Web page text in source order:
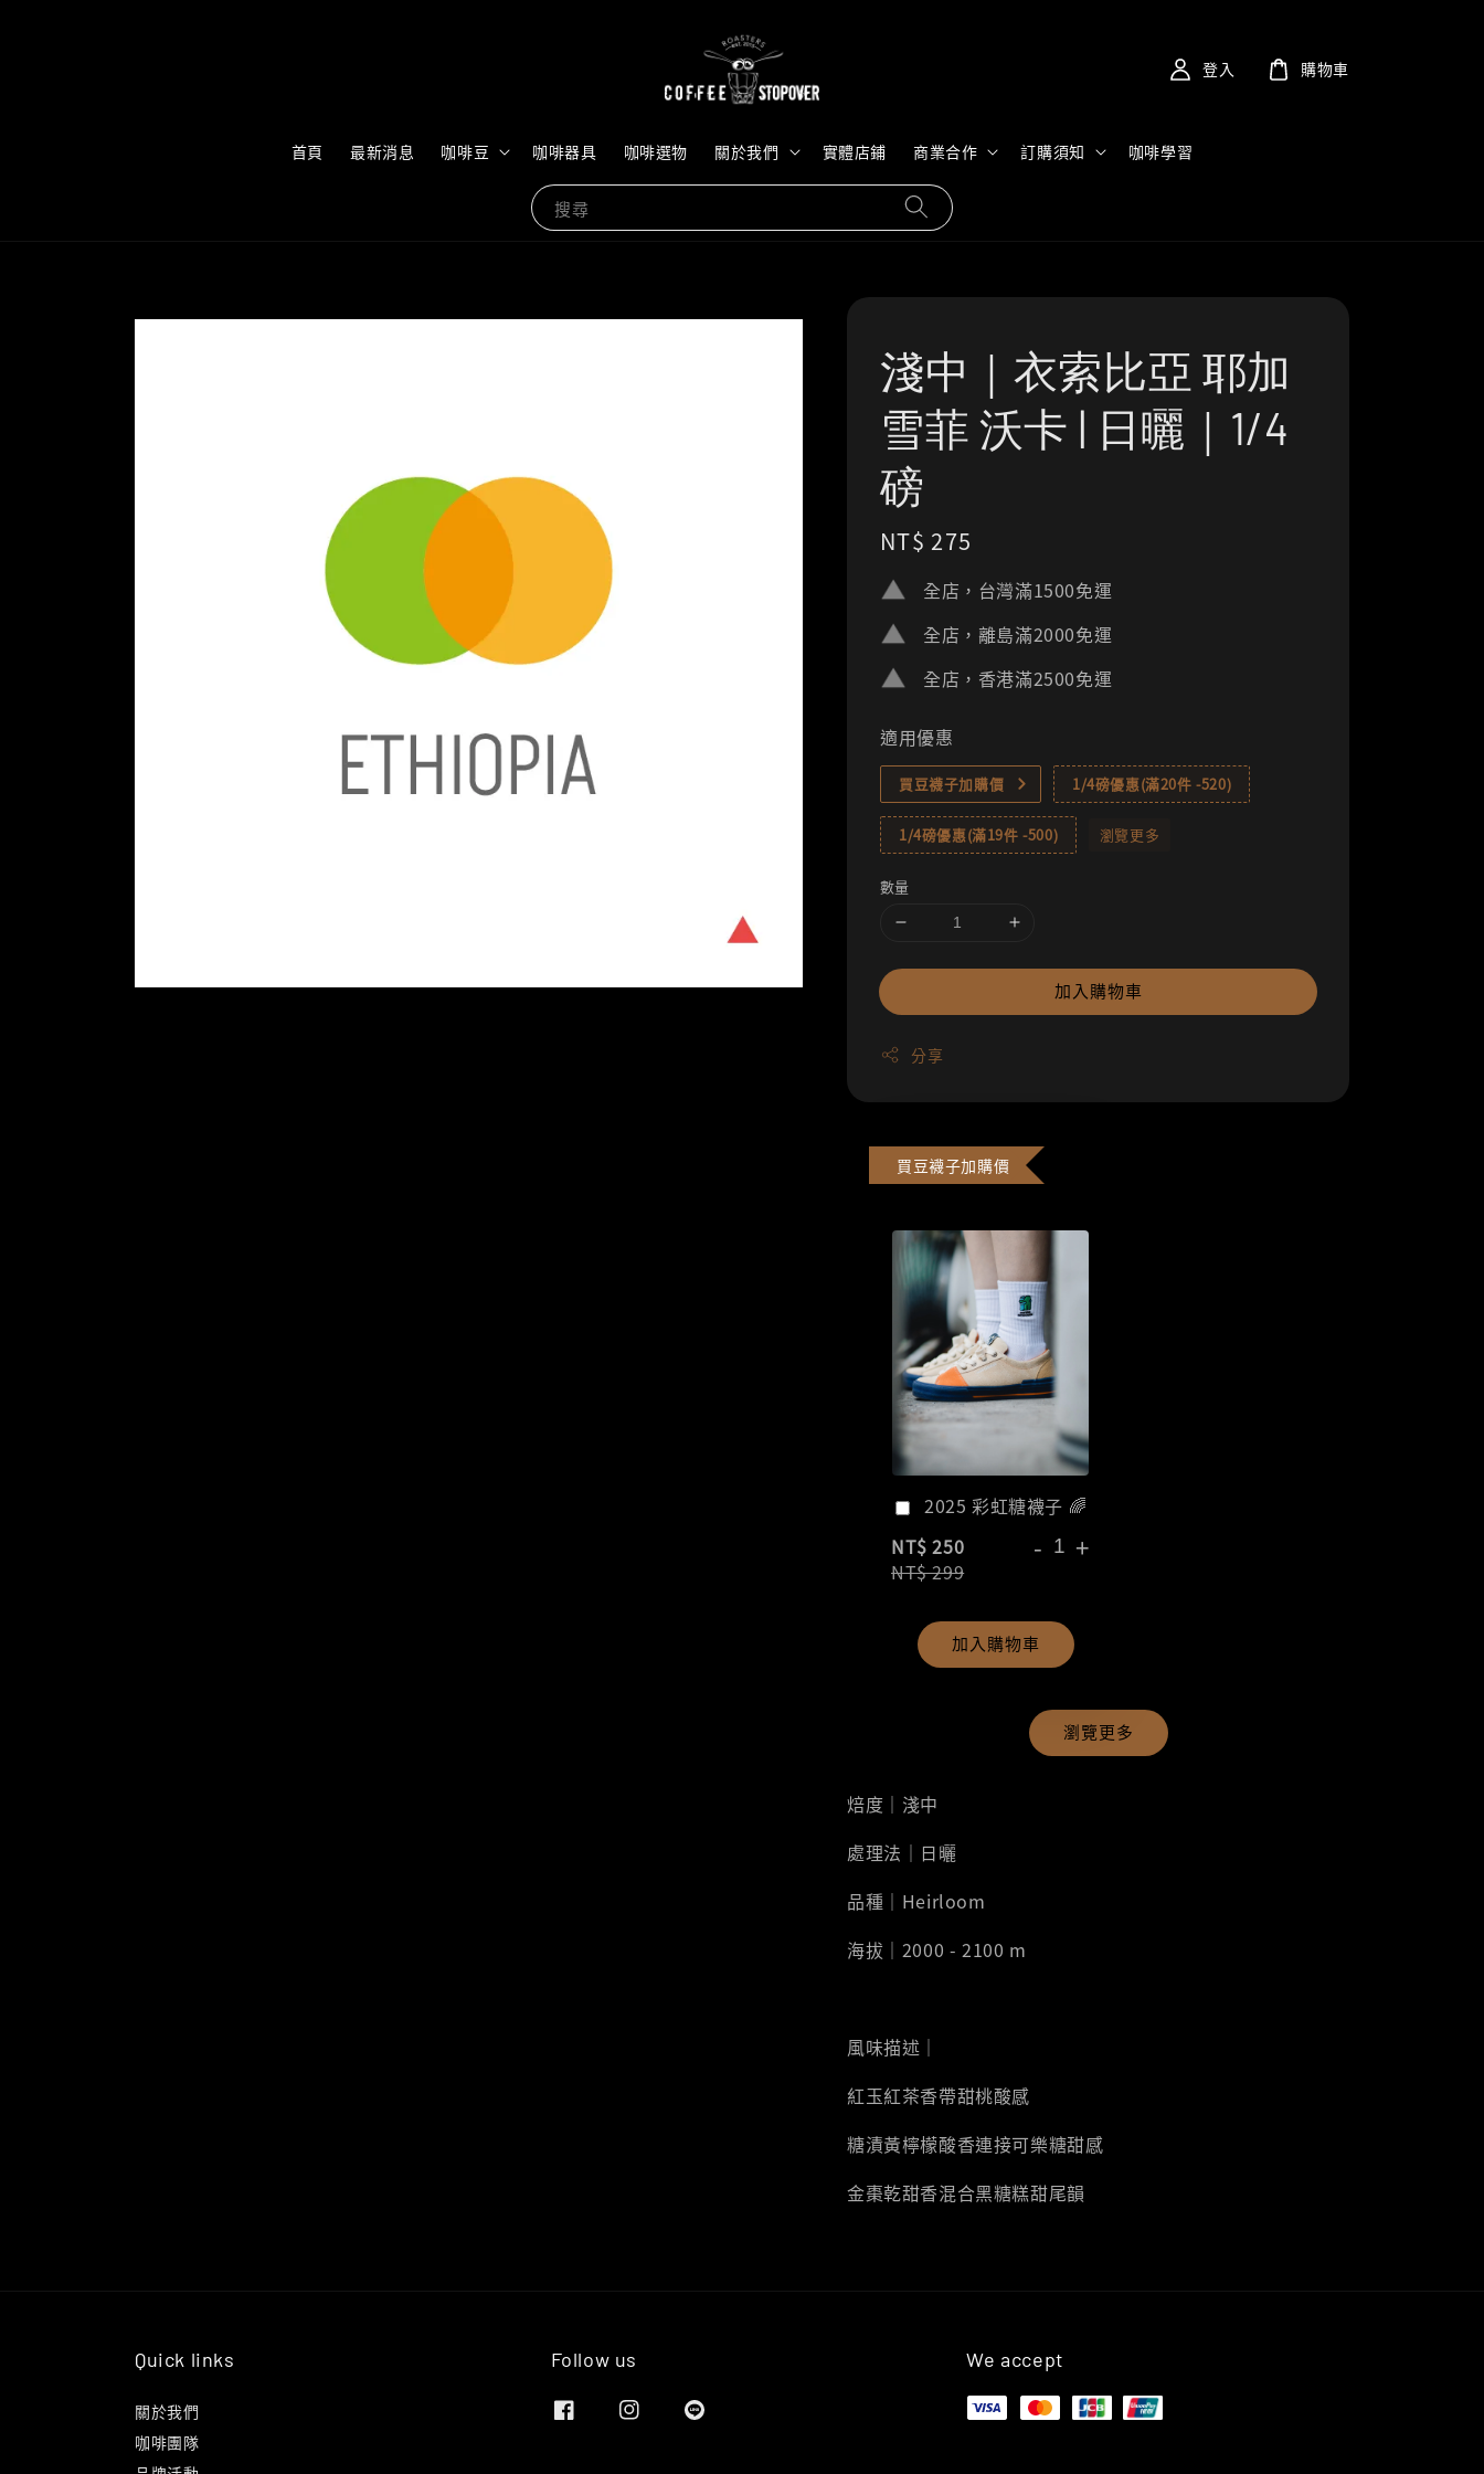
搜尋
首頁 最新消息 咖啡豆 咖啡器具 咖啡選物 關於我們 實體店鋪 商業合作 訂購須知 咖啡學習
登入 購物車
淺中｜衣索比亞 耶加
雪菲 沃卡 | 日曬｜1/4
磅
Regular
price
NT$ 275
全店，台灣滿1500免運
全店，離島滿2000免運
全店，香港滿2500免運
適用優惠
買豆襪子加購價 1/4磅優惠(滿20件 -520)
1/4磅優惠(滿19件 -500) 瀏覽更多
數量
加入購物車
分享
買豆襪子加購價
2025 彩虹糖襪子 🌈
NT$ 250
NT$ 299
- +
加入購物車
瀏覽更多
焙度｜淺中
處理法｜日曬
品種｜Heirloom
海拔｜2000 - 2100 m
風味描述｜
紅玉紅茶香帶甜桃酸感
糖漬黃檸檬酸香連接可樂糖甜感
金棗乾甜香混合黑糖糕甜尾韻
Quick links
關於我們
咖啡團隊
Follow us We accept